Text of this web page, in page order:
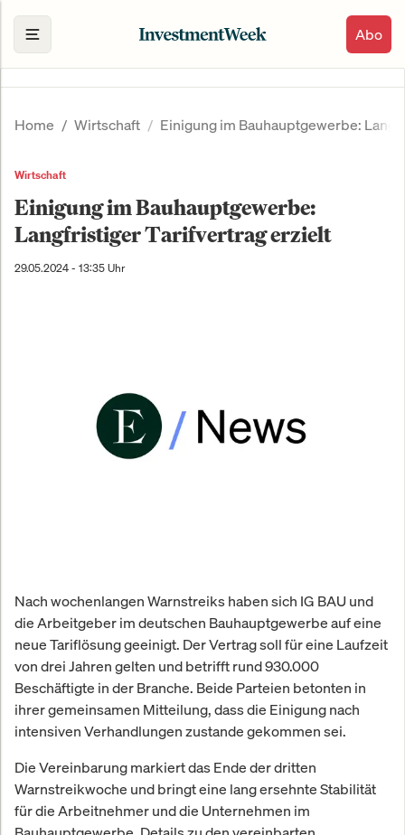
Abo
Home Wirtschaft Einigung im Bauhauptgewerbe:
Wirtschaft
Einigung im Bauhauptgewerbe:
Langfristiger Tarifvertrag erzielt
29.05.2024 - 13:35 Uhr
Nach wochenlangen Warnstreiks haben sich IG BAU und
die Arbeitgeber im deutschen Bauhauptgewerbe auf eine
neue Tariflösung geeinigt. Der Vertrag soll für eine Laufzeit
von drei Jahren gelten und betrifft rund 930.000
Beschäftigte in der Branche. Beide Parteien betonten in
ihrer gemeinsamen Mitteilung, dass die Einigung nach
intensiven Verhandlungen zustande gekommen sei.
Die Vereinbarung markiert das Ende der dritten
Warnstreikwoche und bringt eine lang ersehnte Stabilität
für die Arbeitnehmer und die Unternehmen im